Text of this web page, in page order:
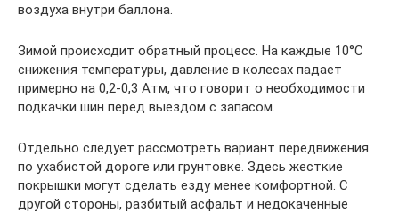
воздуха внутри баллона.
Зимой происходит обратный процесс. На каждые 10°С
снижения температуры, давление в колесах падает
примерно на 0,2-0,3 Атм, что говорит о необходимости
подкачки шин перед выездом с запасом.
Отдельно следует рассмотреть вариант передвижения
по ухабистой дороге или грунтовке. Здесь жесткие
покрышки могут сделать езду менее комфортной. С
другой стороны, разбитый асфальт и недокаченные